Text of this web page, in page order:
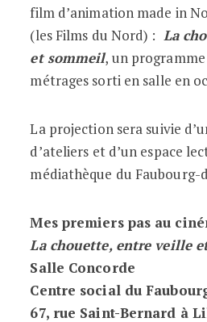
film d’animation made in
(les Films du Nord) : La
et sommeil, un
métrages sorti en salle en
La projection sera suivie
d’ateliers et d’un espace
médiathèque du Faubourg-
Mes premiers pas au
La chouette, entre veille
Salle Concorde
Centre social du
67, rue Saint-Bernard à